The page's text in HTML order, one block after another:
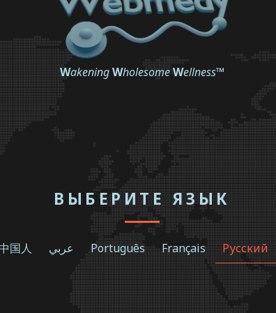
WakeningWholesomeWellness™
ВЫБЕРИТЕ ЯЗЫК
中国人 عربي Português Français Русский